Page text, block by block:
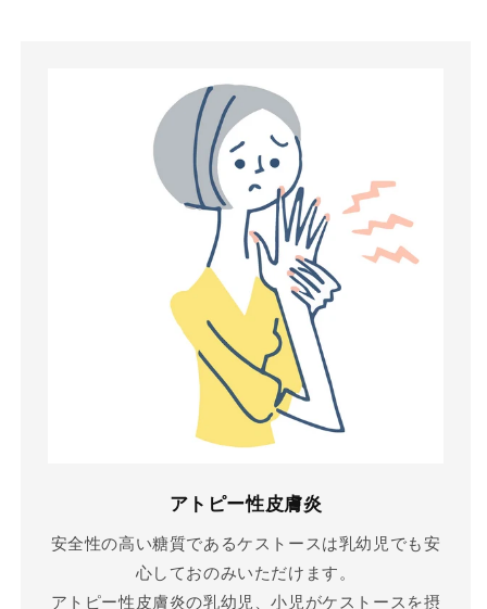
アトピー性皮膚炎
安全性の高い糖質であるケストースは乳幼児でも安
心しておのみいただけます。
アトピー性皮膚炎の乳幼児、小児がケストースを摂